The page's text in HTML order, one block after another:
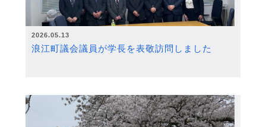
2026.05.13
浪江町議会議員が学長を表敬訪問しました